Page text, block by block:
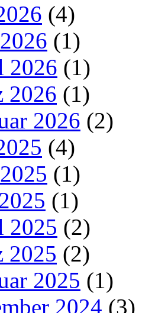
(4)
(1)
2026 (1)
2026 (1)
2026 (2)
(4)
(1)
(1)
2025 (2)
2025 (2)
2025 (1)
2024 (3)